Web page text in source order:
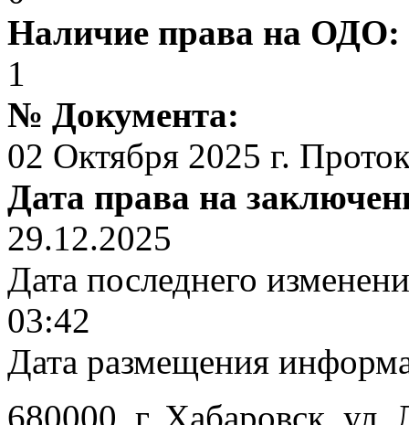
Наличие права на ОДО:
1
№ Документа:
02 Октября 2025 г.
Дата права на
29.12.2025
Дата последнего
03:42
Дата размещения
680000, г. Хабаровск, ул.